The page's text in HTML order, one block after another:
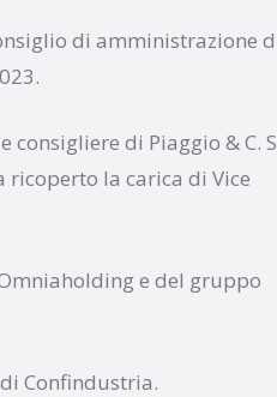
di amministrazione
di Piaggio & C.
ricoperto la carica di Vice
e del gruppo
Confindustria.